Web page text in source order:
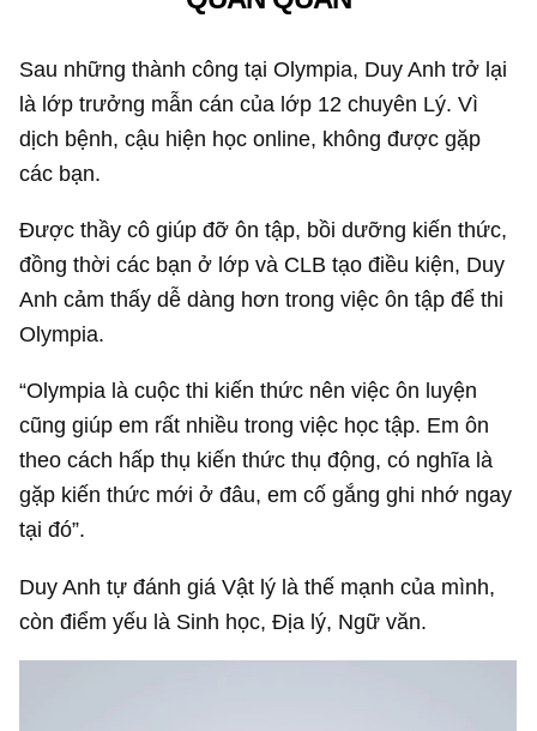
dịch bệnh, cậu hiện học online, không được gặp
Được thầy cô giúp đỡ ôn tập, bồi dưỡng kiến thức,
đồng thời các bạn ở lớp và CLB tạo điều kiện, Duy
Anh cảm thấy dễ dàng hơn trong việc ôn tập để thi
“Olympia là cuộc thi kiến thức nên việc ôn luyện
cũng giúp em rất nhiều trong việc học tập. Em ôn
theo cách hấp thụ kiến thức thụ động, có nghĩa là
tại đó”.
Duy Anh tự đánh giá Vật lý là thế mạnh của mình,
còn điểm yếu là Sinh học, Địa lý, Ngữ văn.